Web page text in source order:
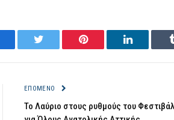
Twitter Pinterest LinkedIn
ΕΠΌΜΕΝΟ
Το Λαύριο στους ρυθμούς του